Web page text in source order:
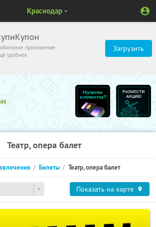
приложение
удобнее
Загрузить
Краснодар
Театр, опера балет
Билеты Театр, опера балет
Показать на карте